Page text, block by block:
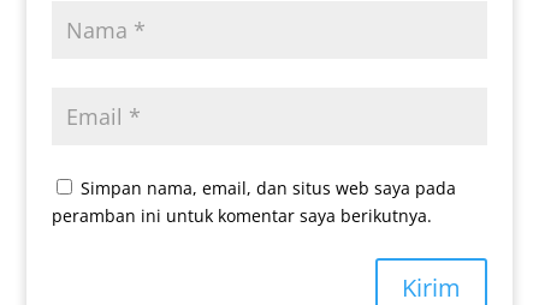
Simpan nama, email, dan situs web saya pada
peramban ini untuk komentar saya berikutnya.
Kirim